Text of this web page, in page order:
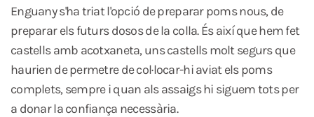
Enguany s'ha triat l'opció de preparar poms nous, de
preparar els futurs dosos de la colla. És així que hem fet
castells amb acotxaneta, uns castells molt segurs que
haurien de permetre de col·locar-hi aviat els poms
complets, sempre i quan als assaigs hi siguem tots per
a donar la confiança necessària.